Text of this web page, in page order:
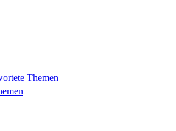
Themen